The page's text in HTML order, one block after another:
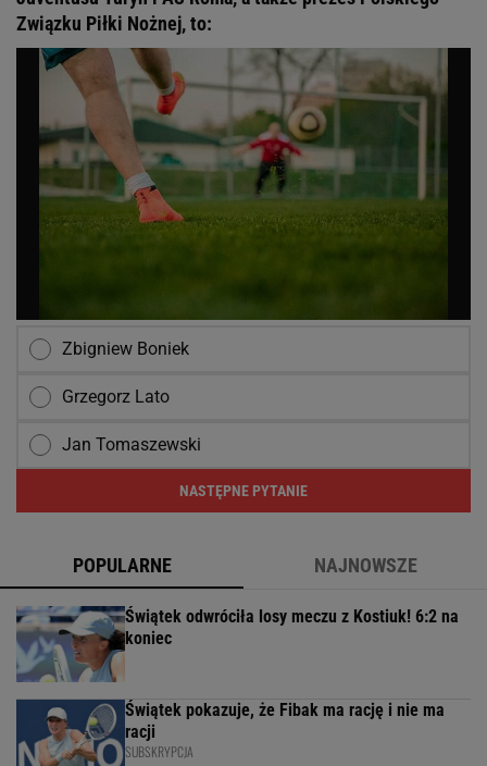
Związku Piłki Nożnej, to:
Zbigniew Boniek
Grzegorz Lato
Jan Tomaszewski
NASTĘPNE PYTANIE
POPULARNE NAJNOWSZE
Świątek odwróciła losy meczu z Kostiuk! 6:2 na
koniec
Świątek pokazuje, że Fibak ma rację i nie ma
racji
SUBSKRYPCJA